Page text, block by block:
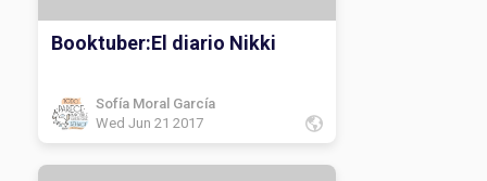
Booktuber:El diario Nikki
Sofía Moral García
Wed Jun 21 2017